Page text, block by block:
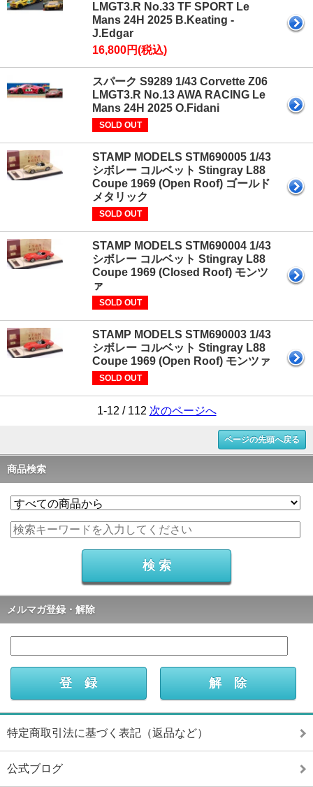
LMGT3.R No.33 TF SPORT Le
Mans 24H 2025 B.Keating -
J.Edgar
16,800円(税込)
スパーク S9289 1/43 Corvette Z06
LMGT3.R No.13 AWA RACING Le
Mans 24H 2025 O.Fidani
SOLD OUT
STAMP MODELS STM690005 1/43
シボレー コルベット Stingray L88
Coupe 1969 (Open Roof) ゴールド
メタリック
SOLD OUT
STAMP MODELS STM690004 1/43
シボレー コルベット Stingray L88
Coupe 1969 (Closed Roof) モンツ
ァ
SOLD OUT
STAMP MODELS STM690003 1/43
シボレー コルベット Stingray L88
Coupe 1969 (Open Roof) モンツァ
SOLD OUT
1-12 / 112 次のページへ
ページの先頭へ戻る
商品検索
メルマガ登録・解除
特定商取引法に基づく表記（返品など）
公式ブログ